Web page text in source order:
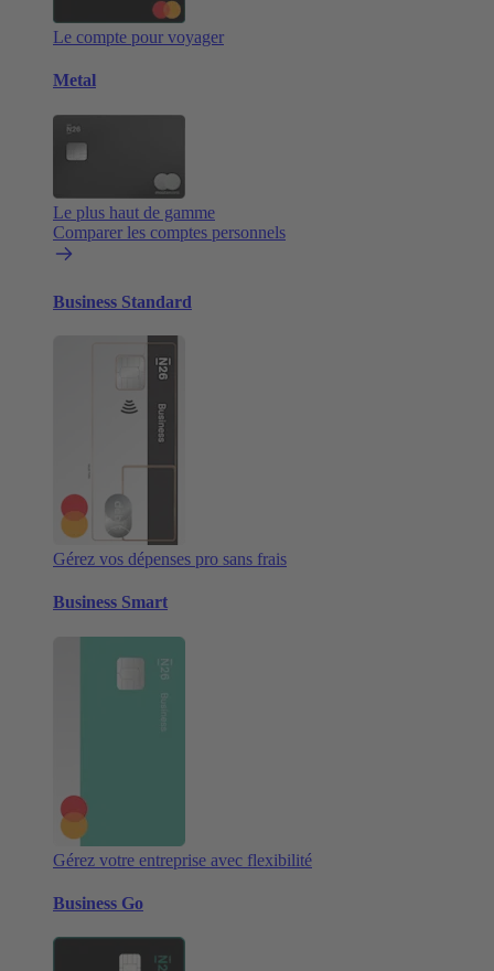
Le compte pour voyager
Metal
Le plus haut de gamme
Comparer les comptes personnels
Business Standard
Gérez vos dépenses pro sans frais
Business Smart
Gérez votre entreprise avec flexibilité
Business Go